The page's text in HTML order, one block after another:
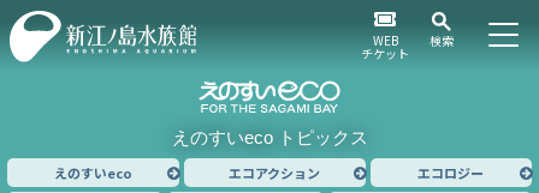
WEB
チケット
検索
えのすいeco トピックス
えのすいeco エコアクション
エコロジー